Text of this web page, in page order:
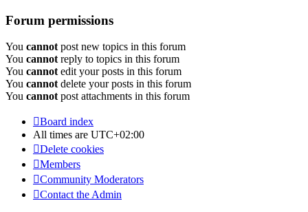
Forum permissions
You cannot post new topics in this forum
You cannot reply to topics in this forum
You cannot edit your posts in this forum
You cannot delete your posts in this forum
You cannot post attachments in this forum
Board index
All times are UTC+02:00
Delete cookies
Members
Community Moderators
Contact the Admin